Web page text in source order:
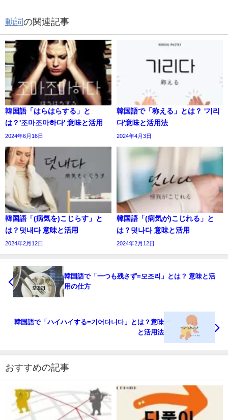
動詞の関連記事
韓国語「はらはらする」と
は？'조마조마하다' 意味と活用
2024年6月16日
韓国語で「称える」とは？ '기리
다'意味と活用法
2024年4月3日
韓国語「(病気を)こじらす」と
は？덧내다 意味と活用
2024年2月12日
韓国語「(病気が)こじれる」と
は？덧나다 意味と活用
2024年2月12日
韓国語で「一つも残さず=모조리」とは？ 意味と活
用の仕方
韓国語で「ハイハイする=기어다니다」とは？意味
と活用法
おすすめの記事